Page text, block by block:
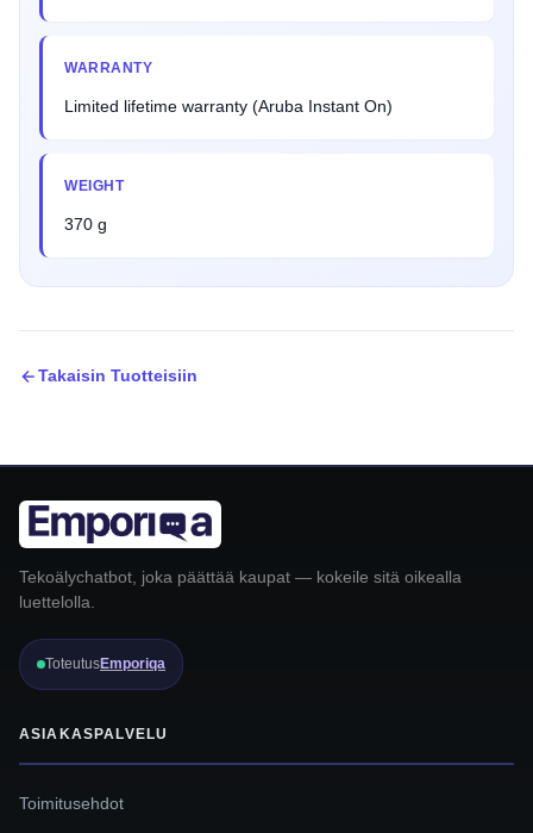
WARRANTY
Limited lifetime warranty (Aruba Instant On)
WEIGHT
370 g
Takaisin Tuotteisiin
Tekoälychatbot, joka päättää kaupat — kokeile sitä oikealla
luettelolla.
ToteutusEmporiqa
ASIAKASPALVELU
Toimitusehdot